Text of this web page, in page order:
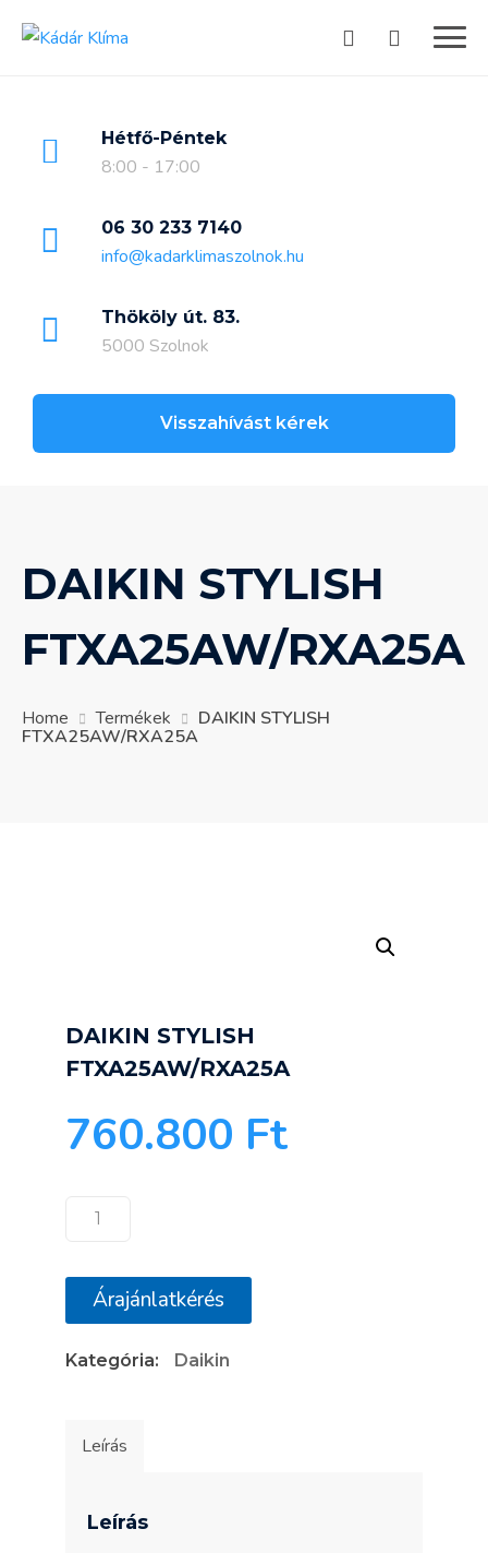
Hétfő-Péntek
8:00 - 17:00
06 30 233 7140
info@kadarklimaszolnok.hu
Thököly út. 83.
5000 Szolnok
Visszahívást kérek
DAIKIN STYLISH
FTXA25AW/RXA25A
Home Termékek DAIKIN STYLISH
FTXA25AW/RXA25A
DAIKIN STYLISH
FTXA25AW/RXA25A
760.800 Ft
DAIKIN
FTXA25AW/RXA25A
mennyiség
Árajánlatkérés
Kategória: Daikin
Leírás
Leírás